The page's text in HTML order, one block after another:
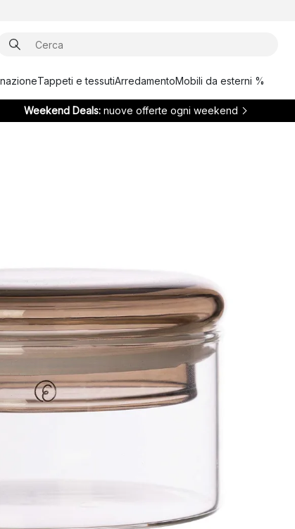
Tappeti e tessutiArredamentoMobili da esterni %
Weekend Deals: nuove offerte ogni weekend